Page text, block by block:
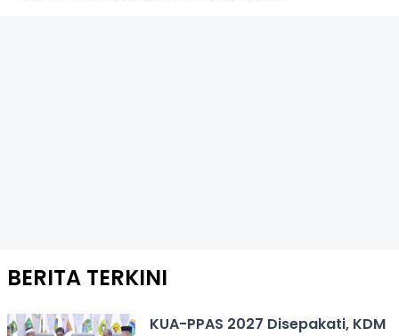
BERITA TERKINI
KUA-PPAS 2027 Disepakati, KDM